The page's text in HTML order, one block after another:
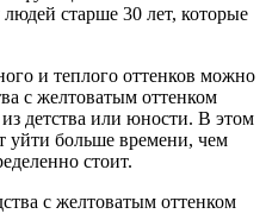
старше 30 лет, которые
и теплого оттенков можно
с желтоватым оттенком
детства или юности. В этом
уйти больше времени, чем
стоит.